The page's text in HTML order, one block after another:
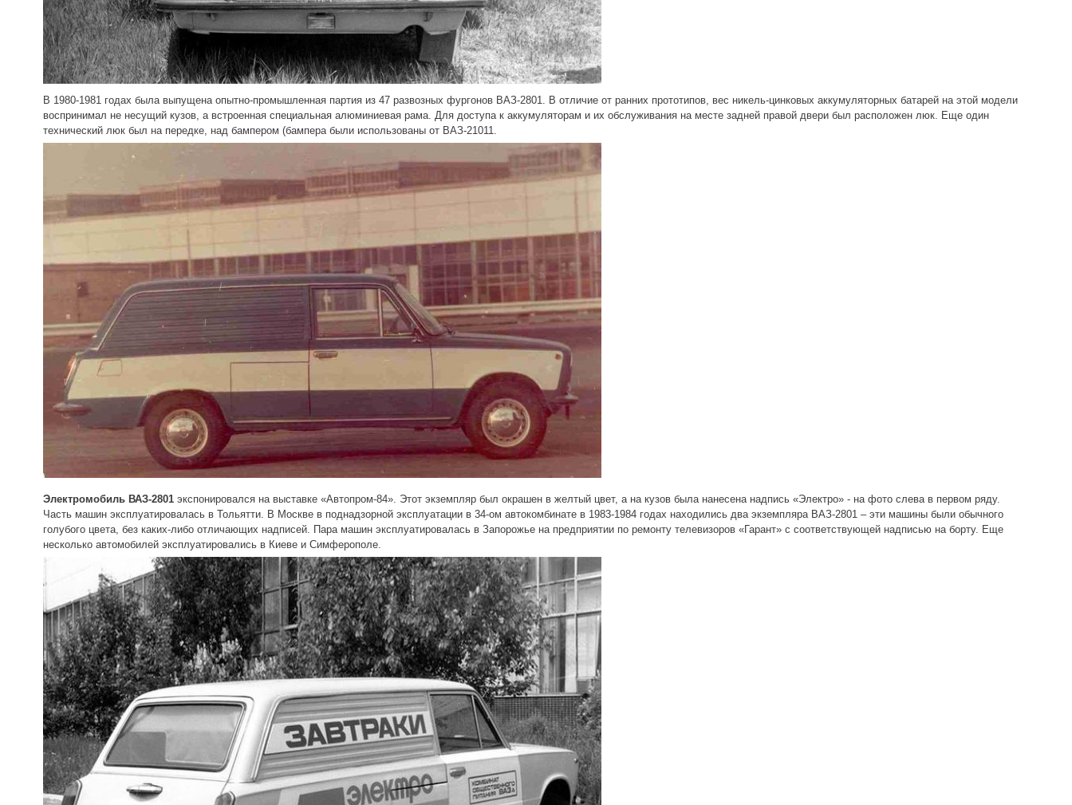
В 1980-1981 годах была выпущена опытно-промышленная партия из 47 развозных фургонов ВАЗ-2801. В отличие от ранних прототипов, вес никель-цинковых аккумуляторных батарей на этой модели
воспринимал не несущий кузов, а встроенная специальная алюминиевая рама. Для доступа к аккумуляторам и их обслуживания на месте задней правой двери был расположен люк. Еще один
технический люк был на передке, над бампером (бампера были использованы от ВАЗ-21011.
Электромобиль ВАЗ-2801экспонировался на выставке «Автопром-84». Этот экземпляр был окрашен в желтый цвет, а на кузов была нанесена надпись «Электро» - на фото слева в первом ряду.
Часть машин эксплуатировалась в Тольятти. В Москве в поднадзорной эксплуатации в 34-ом автокомбинате в 1983-1984 годах находились два экземпляра ВАЗ-2801 – эти машины были обычного
голубого цвета, без каких-либо отличающих надписей. Пара машин эксплуатировалась в Запорожье на предприятии по ремонту телевизоров «Гарант» с соответствующей надписью на борту. Еще
несколько автомобилей эксплуатировались в Киеве и Симферополе.